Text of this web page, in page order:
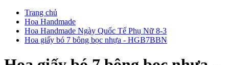
Trang chủ
Hoa Handmade
Hoa Handmade Ngày Quốc Tế Phụ Nữ 8-3
Hoa giấy bó 7 bông bọc nhựa - HGB7BBN